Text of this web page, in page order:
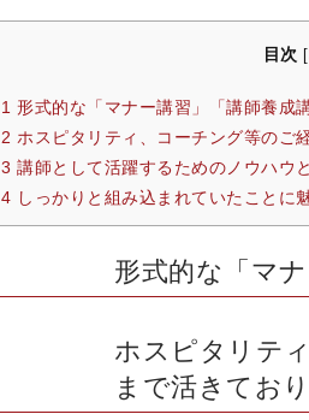
目次
1 形式的な「マナー講習」「講師養成
2 ホスピタリティ、コーチング等のご
3 講師として活躍するためのノウハウ
4 しっかりと組み込まれていたことに
形式的な「マ
ホスピタリテ
まで活きており